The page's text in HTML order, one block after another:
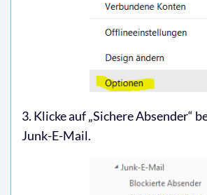
3. Klicke auf „Sichere Absender“
Junk-E-Mail.